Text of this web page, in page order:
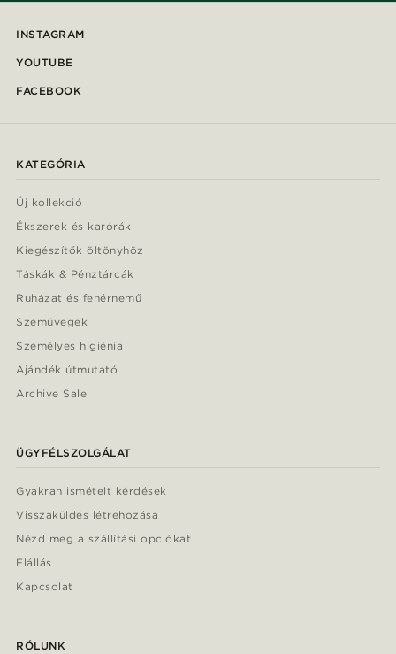
INSTAGRAM
YOUTUBE
FACEBOOK
KATEGÓRIA
Új kollekció
Ékszerek és karórák
Kiegészítők öltönyhöz
Táskák & Pénztárcák
Ruházat és fehérnemű
Szemüvegek
Személyes higiénia
Ajándék útmutató
Archive Sale
ÜGYFÉLSZOLGÁLAT
Gyakran ismételt kérdések
Visszaküldés létrehozása
Nézd meg a szállítási opciókat
Elállás
Kapcsolat
RÓLUNK